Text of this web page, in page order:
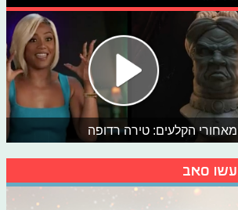
מאחורי הקלעים: טירה רדופה
עשו סאב